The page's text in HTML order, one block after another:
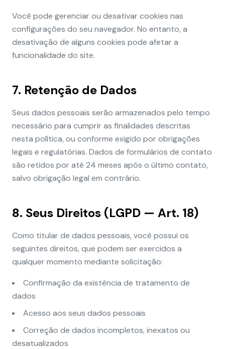
Você pode gerenciar ou desativar cookies nas
configurações do seu navegador. No entanto, a
desativação de alguns cookies pode afetar a
funcionalidade do site.
7. Retenção de Dados
Seus dados pessoais serão armazenados pelo tempo
necessário para cumprir as finalidades descritas
nesta política, ou conforme exigido por obrigações
legais e regulatórias. Dados de formulários de contato
são retidos por até 24 meses após o último contato,
salvo obrigação legal em contrário.
8. Seus Direitos (LGPD — Art. 18)
Como titular de dados pessoais, você possui os
seguintes direitos, que podem ser exercidos a
qualquer momento mediante solicitação:
Confirmação da existência de tratamento de
dados
Acesso aos seus dados pessoais
Correção de dados incompletos, inexatos ou
desatualizados